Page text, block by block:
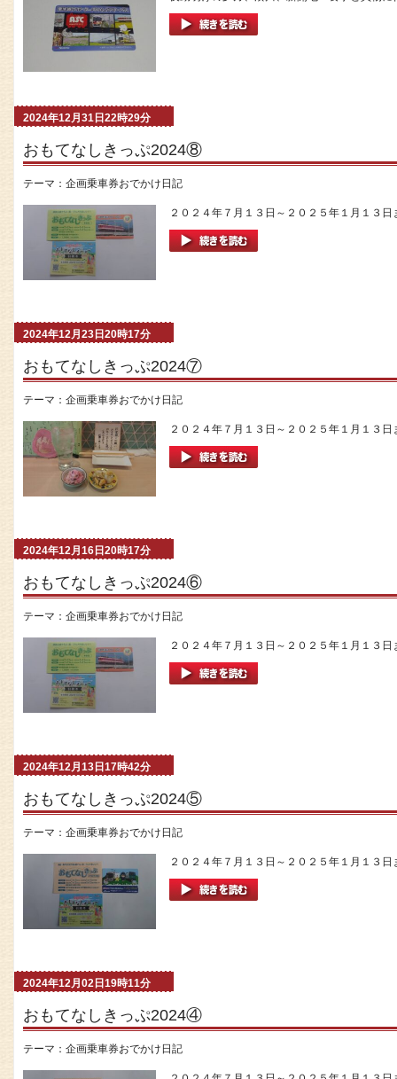
2024年12月31日22時29分
おもてなしきっぷ2024⑧
テーマ： 企画乗車券おでかけ日記
２０２４年７月１３日～２０２５年１月１３
2024年12月23日20時17分
おもてなしきっぷ2024⑦
テーマ： 企画乗車券おでかけ日記
２０２４年７月１３日～２０２５年１月１３
2024年12月16日20時17分
おもてなしきっぷ2024⑥
テーマ： 企画乗車券おでかけ日記
２０２４年７月１３日～２０２５年１月１３
2024年12月13日17時42分
おもてなしきっぷ2024⑤
テーマ： 企画乗車券おでかけ日記
２０２４年７月１３日～２０２５年１月１３
2024年12月02日19時11分
おもてなしきっぷ2024④
テーマ： 企画乗車券おでかけ日記